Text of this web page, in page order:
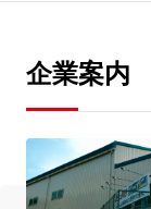
企業案内